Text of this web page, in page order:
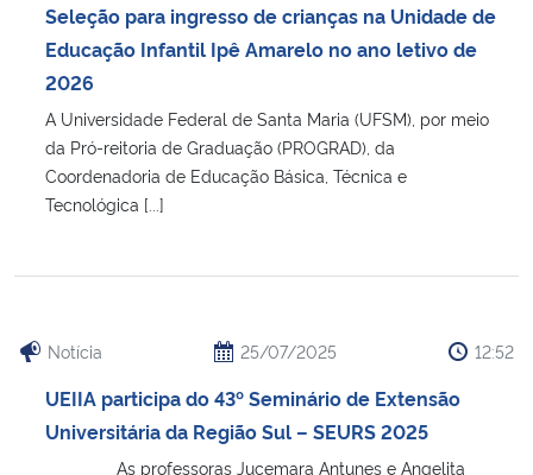
Seleção para ingresso de crianças na Unidade de
Educação Infantil Ipê Amarelo no ano letivo de
2026
A Universidade Federal de Santa Maria (UFSM), por meio
da Pró-reitoria de Graduação (PROGRAD), da
Coordenadoria de Educação Básica, Técnica e
Tecnológica [...]
Notícia 25/07/2025 12:52
UEIIA participa do 43º Seminário de Extensão
Universitária da Região Sul – SEURS 2025
As professoras Jucemara Antunes e Angelita